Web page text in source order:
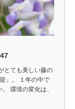
とても美しい藤の
」。 １年の中で
環境の変化は、